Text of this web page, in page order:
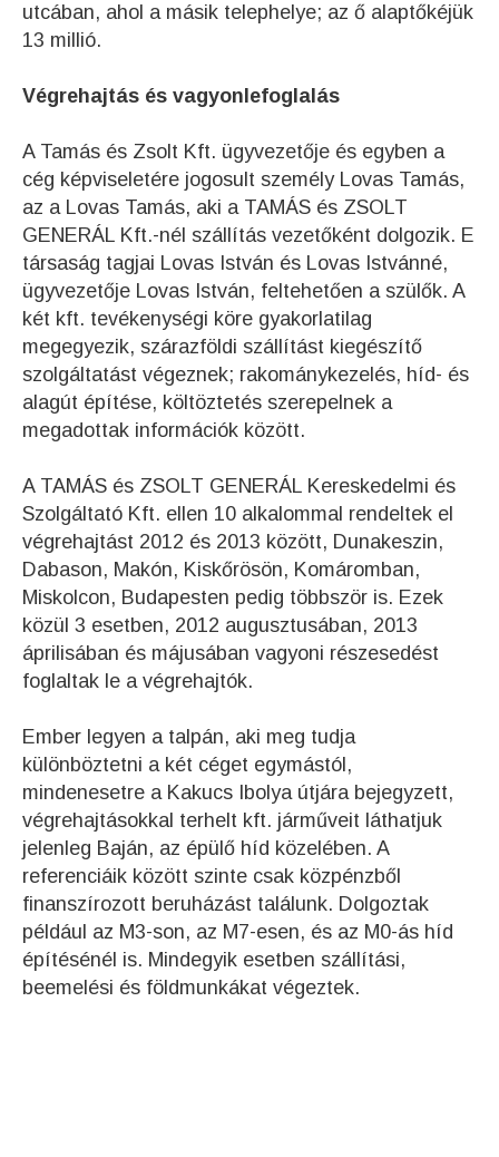
utcában, ahol a másik telephelye; az ő alaptőkéjük
13 millió.
Végrehajtás és vagyonlefoglalás
A Tamás és Zsolt Kft. ügyvezetője és egyben a
cég képviseletére jogosult személy Lovas Tamás,
az a Lovas Tamás, aki a TAMÁS és ZSOLT
GENERÁL Kft.-nél szállítás vezetőként dolgozik. E
társaság tagjai Lovas István és Lovas Istvánné,
ügyvezetője Lovas István, feltehetően a szülők. A
két kft. tevékenységi köre gyakorlatilag
megegyezik, szárazföldi szállítást kiegészítő
szolgáltatást végeznek; rakománykezelés, híd- és
alagút építése, költöztetés szerepelnek a
megadottak információk között.
A TAMÁS és ZSOLT GENERÁL Kereskedelmi és
Szolgáltató Kft. ellen 10 alkalommal rendeltek el
végrehajtást 2012 és 2013 között, Dunakeszin,
Dabason, Makón, Kiskőrösön, Komáromban,
Miskolcon, Budapesten pedig többször is. Ezek
közül 3 esetben, 2012 augusztusában, 2013
áprilisában és májusában vagyoni részesedést
foglaltak le a végrehajtók.
Ember legyen a talpán, aki meg tudja
különböztetni a két céget egymástól,
mindenesetre a Kakucs Ibolya útjára bejegyzett,
végrehajtásokkal terhelt kft. járműveit láthatjuk
jelenleg Baján, az épülő híd közelében. A
referenciáik között szinte csak közpénzből
finanszírozott beruházást találunk. Dolgoztak
például az M3-son, az M7-esen, és az M0-ás híd
építésénél is. Mindegyik esetben szállítási,
beemelési és földmunkákat végeztek.